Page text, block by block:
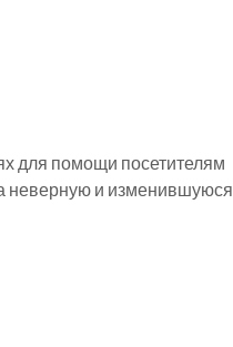
для помощи посетителям
неверную и изменившуюся